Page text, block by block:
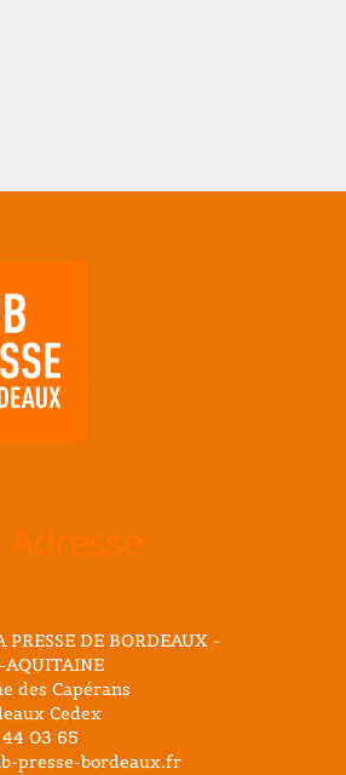
PRESSE DE BORDEAUX -
des Capérans
Cedex
03 65
presse-bordeaux.fr